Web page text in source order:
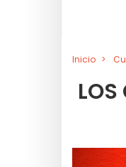
Inicio
LOS